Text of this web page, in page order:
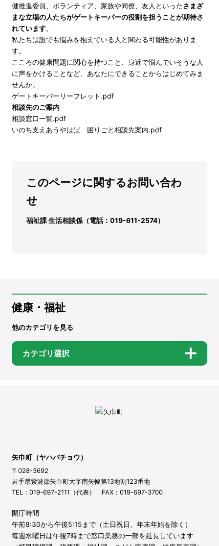
健推進委員、ボランティア、家族や同僚、友人といったさまざ
まな立場の人たちがゲートキーパーの役割を担うことが期待さ
れています。
私たちは誰でも悩みを抱えている人と関わる可能性がありま
す。
こころの健康問題に関心を持つこと、身近で悩んでいそうな人
に声をかけることなど、あなたにできることからはじめてみま
せんか。
ゲートキーパーリーフレット.pdf
相談先のご案内
相談窓口一覧.pdf
いのち支えあうやはば 困りごと相談先案内.pdf
このページに関するお問い合わ
せ
福祉課 生活相談係（電話：019-611-2574）
健康・福祉
他のカテゴリを見る
カテゴリ選択
矢巾町（ヤハバチョウ）
〒028-3692
岩手県紫波郡矢巾町大字南矢幅第13地割123番地
TEL：019-697-2111（代表） FAX：019-697-3700
開庁時間
午前8:30から午後5:15まで（土日祝日、年末年始を除く）
毎週水曜日は午後7時まで窓口業務の一部を延長しています